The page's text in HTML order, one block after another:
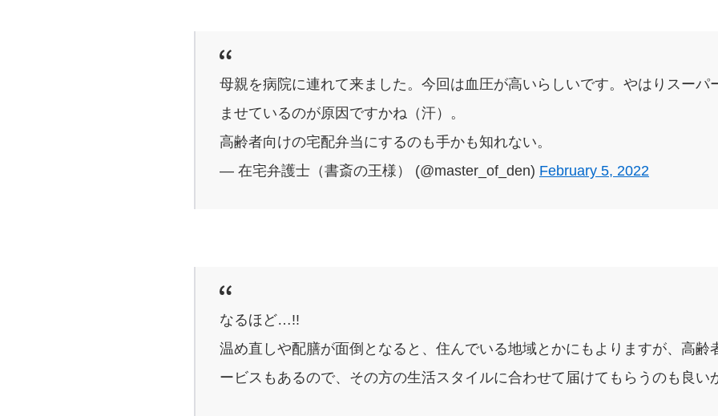
母親を病院に連れて来ました。今回は血圧が高いらしいです。やはりスーパ
ませているのが原因ですかね（汗）。
高齢者向けの宅配弁当にするのも手かも知れない。
— 在宅弁護士（書斎の王様） (@master_of_den) February 5, 2022
なるほど…!!
温め直しや配膳が面倒となると、住んでいる地域とかにもよりますが、高齢
ービスもあるので、その方の生活スタイルに合わせて届けてもらうのも良い